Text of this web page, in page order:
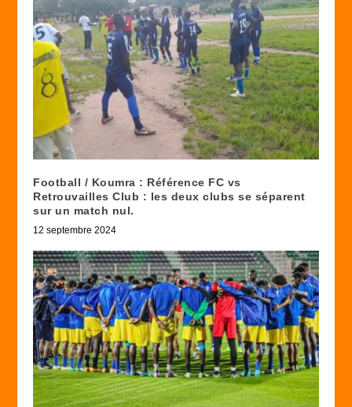
Football / Koumra : Référence FC vs
Retrouvailles Club : les deux clubs se séparent
sur un match nul.
12 septembre 2024